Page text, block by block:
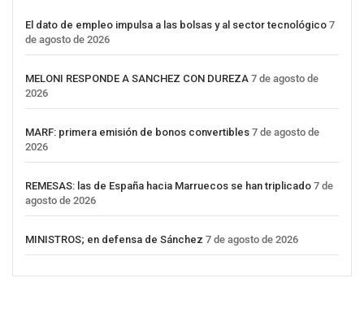
El dato de empleo impulsa a las bolsas y al sector tecnológico 7
de agosto de 2026
MELONI RESPONDE A SANCHEZ CON DUREZA 7 de agosto de
2026
MARF: primera emisión de bonos convertibles 7 de agosto de
2026
REMESAS: las de España hacia Marruecos se han triplicado 7 de
agosto de 2026
MINISTROS; en defensa de Sánchez 7 de agosto de 2026